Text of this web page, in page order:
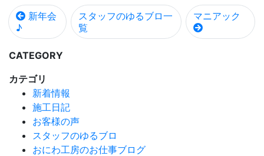
新年会
♪
スタッフのゆるブロ一
覧
マニアック
CATEGORY
カテゴリ
新着情報
施工日記
お客様の声
スタッフのゆるブロ
おにわ工房のお仕事ブログ